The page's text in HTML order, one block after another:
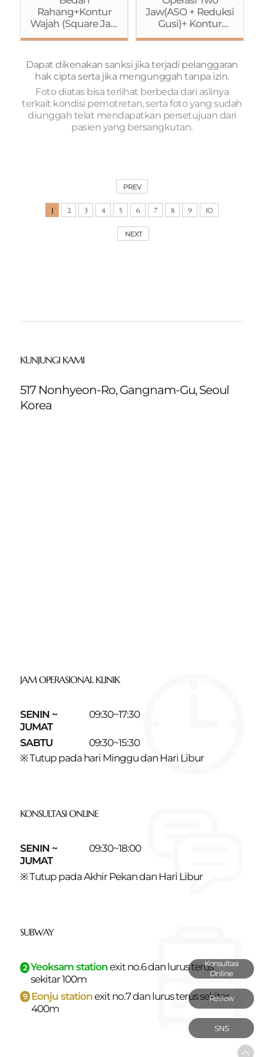
Ptosis dengan
Metode
Jahitan)+Rhinoplas
ty (Osteotomy)
Rahang+Kontur
Wajah (Square Jaw
Reduction
Rahang
Kotak)+Pengecilan
Tulang
Pipi+Genioplasty)+
Operasi Mata
(Koreksi Ptosis
dengan Metode
Jaw(ASO + Reduksi
Gusi)+ Kontur
Wajah(Reduksi
Pipi+Rahang
Kotak+Genioplasty)
+ Buccal Fat
Removal+Operasi
Mata (Metode
Jahitan+Koreksi
Ptosis)+Rhinoplast
Dapat dikenakan sanksi jika terjadi pelanggaran
hak cipta serta jika mengunggah tanpa izin.
Foto diatas bisa terlihat berbeda dari aslinya
terkait kondisi pemotretan, serta foto yang sudah
diunggah telat mendapatkan persetujuan dari
pasien yang bersangkutan.
PREV
1 2 3 4 5 6 7 8 9 10
NEXT
KUNJUNGI KAMI
517 Nonhyeon-Ro, Gangnam-Gu, Seoul
Korea
JAM OPERASIONAL KLINIK
SENIN ~
JUMAT
09:30~17:30
SABTU
09:30~15:30
※ Tutup pada hari Minggu dan Hari Libur
KONSULTASI ONLINE
SENIN ~
JUMAT
09:30~18:00
※ Tutup pada Akhir Pekan dan Hari Libur
SUBWAY
2 Yeoksam stationexit no.6 dan lurus terus
sekitar 100m
9 Eonju stationexit no.7 dan lurus terus sekitar
400m
Konsultasi
Online
Review
SNS